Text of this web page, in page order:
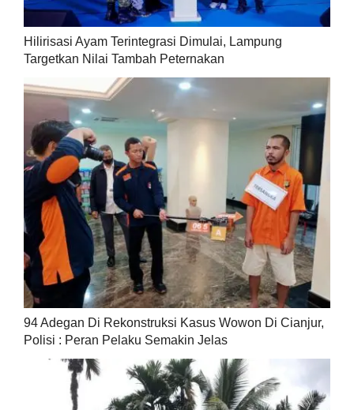
Hilirisasi Ayam Terintegrasi Dimulai, Lampung
Targetkan Nilai Tambah Peternakan
94 Adegan Di Rekonstruksi Kasus Wowon Di Cianjur,
Polisi : Peran Pelaku Semakin Jelas